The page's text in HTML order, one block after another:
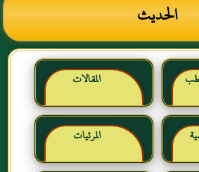
الحديث
المقالات
المرئيات